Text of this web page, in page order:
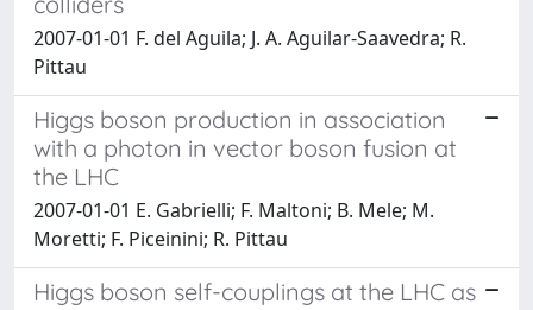
2007-01-01 F. del Aguila; J. A. Aguilar-Saavedra; R.
Pittau
Higgs boson production in association
with a photon in vector boson fusion at
the LHC
2007-01-01 E. Gabrielli; F. Maltoni; B. Mele; M.
Moretti; F. Piceinini; R. Pittau
Higgs boson self-couplings at the LHC as